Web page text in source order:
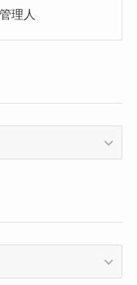
理人